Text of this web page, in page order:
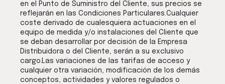
en el Punto de Suministro del Cliente, sus precios se
reflejarán en las Condiciones Particulares.Cualquier
coste derivado de cualesquiera actuaciones en el
equipo de medida y/o instalaciones del Cliente que
se deban desarrollar por decisión de la Empresa
Distribuidora o del Cliente, serán a su exclusivo
cargo.Las variaciones de las tarifas de acceso y
cualquier otra variación, modificación de los demás
conceptos, actividades y valores regulados o